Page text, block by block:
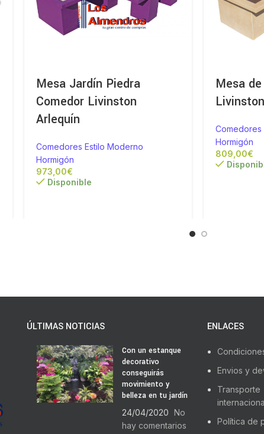
Mesa Jardín Piedra
Comedor Livinston
Arlequín
Comedores Estilo Moderno
Hormigón
€
Disponible
Mesa
Comedores
Hormigón
€
ÚLTIMAS NOTICIAS
Con un estanque
decorativo
conseguirás
movimiento y
belleza en tu jardín
24/04/2020 No
hay comentarios
ENLACES
Envios y
Transporte
Política de